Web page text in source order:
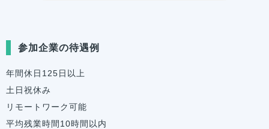
参加企業の待遇例
年間休日125日以上
土日祝休み
リモートワーク可能
平均残業時間10時間以内